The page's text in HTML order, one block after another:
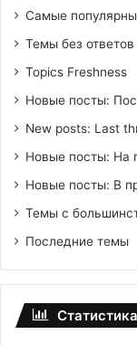
Самые
Темы без ответов
Topics Freshness
Новые посты:
New posts: Last
Новые посты: На
Новые посты: В
Темы с
Последние темы